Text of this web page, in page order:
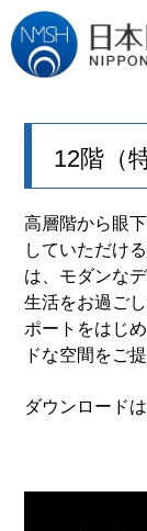
12階（
高層階から眼
していただけ
は、モダンな
生活をお過ご
ポートをはじ
ドな空間をご
ダウンロードは